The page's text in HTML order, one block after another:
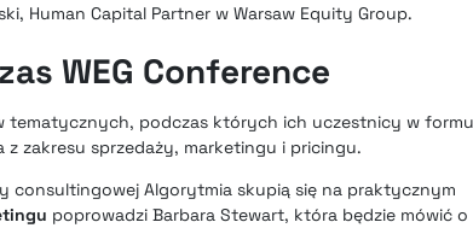
Human Capital Partner w Warsaw Equity Group.
WEG Conference
tematycznych, podczas których ich uczestnicy w
zakresu sprzedaży, marketingu i pricingu.
consultingowej Algorytmia skupią się na praktycznym
poprowadzi Barbara Stewart, która będzie mówić o